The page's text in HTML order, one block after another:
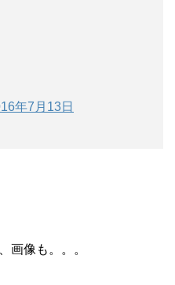
年7月13日
画像も。。。